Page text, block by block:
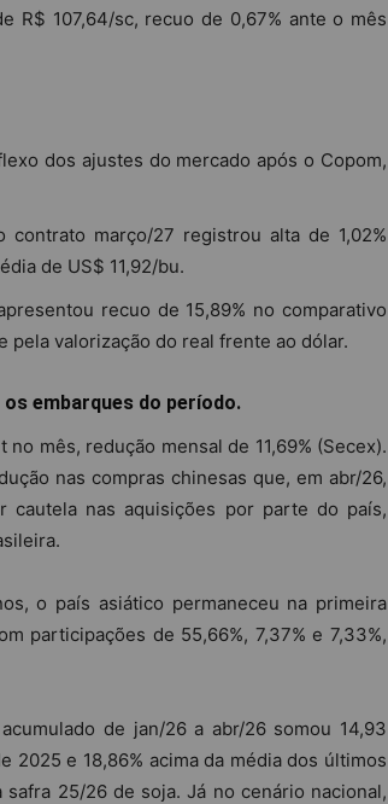
R$ 107,64/sc, recuo de 0,67% ante o mês
dos ajustes do mercado após o Copom,
março/27 registrou alta de 1,02%
de US$ 11,92/bu.
recuo de 15,89% no comparativo
pela valorização do real frente ao dólar.
embarques do período.
mês, redução mensal de 11,69% (Secex).
nas compras chinesas que, em abr/26,
cautela nas aquisições por parte do país,
o país asiático permaneceu na primeira
participações de 55,66%, 7,37% e 7,33%,
de jan/26 a abr/26 somou 14,93
2025 e 18,86% acima da média dos últimos
25/26 de soja. Já no cenário nacional,